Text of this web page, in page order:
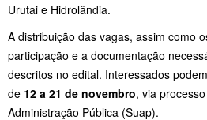
Urutai e Hidrolândia.
A distribuição das vagas, assim como
participação e a documentação
descritos no edital. Interessados
de 12 a 21 de novembro, via
Administração Pública (Suap).